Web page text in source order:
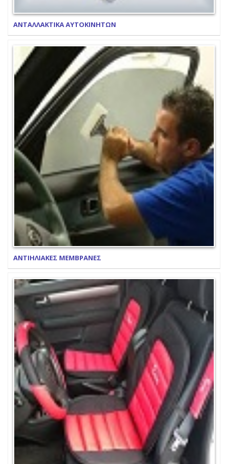
ΑΝΤΑΛΛΑΚΤΙΚΑ ΑΥΤΟΚΙΝΗΤΩΝ
ΑΝΤΙΗΛΙΑΚΕΣ ΜΕΜΒΡΑΝΕΣ